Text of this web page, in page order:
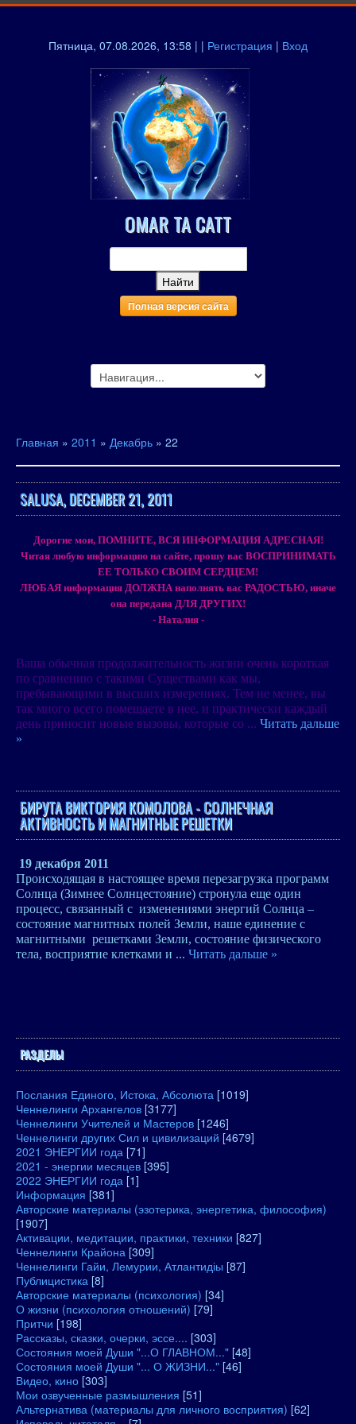
Пятница, 07.08.2026, 13:58 | | Регистрация | Вход
OMAR TA CATT
Полная версия сайта
Главная » 2011 » Декабрь » 22
SALUSA, DECEMBER 21, 2011
Дорогие мои, ПОМНИТЕ, ВСЯ ИНФОРМАЦИЯ АДРЕСНАЯ!
Читая любую информацию на сайте, прошу вас ВОСПРИНИМАТЬ
ЕЕ ТОЛЬКО СВОИМ СЕРДЦЕМ!
ЛЮБАЯ информация ДОЛЖНА наполнять вас РАДОСТЬЮ, иначе
она передана ДЛЯ ДРУГИХ!
- Наталия -
Ваша обычная продолжительность жизни очень короткая
по сравнению с такими Существами как мы,
пребывающими в высших измерениях. Тем не менее, вы
так много всего помещаете в нее, и практически каждый
день приносит новые вызовы, которые со ... Читать дальше
»
БИРУТА ВИКТОРИЯ КОМОЛОВА - СОЛНЕЧНАЯ
АКТИВНОСТЬ И МАГНИТНЫЕ РЕШЕТКИ
19 декабря 2011
Происходящая в настоящее время перезагрузка программ
Солнца (Зимнее Солнцестояние) стронула еще один
процесс, связанный с изменениями энергий Солнца –
состояние магнитных полей Земли, наше единение с
магнитными решетками Земли, состояние физического
тела, восприятие клетками и ... Читать дальше »
РАЗДЕЛЫ
Послания Единого, Истока, Абсолюта [1019]
Ченнелинги Архангелов [3177]
Ченнелинги Учителей и Мастеров [1246]
Ченнелинги других Сил и цивилизаций [4679]
2021 ЭНЕРГИИ года [71]
2021 - энергии месяцев [395]
2022 ЭНЕРГИИ года [1]
Информация [381]
Авторские материалы (эзотерика, энергетика, философия)
[1907]
Активации, медитации, практики, техники [827]
Ченнелинги Крайона [309]
Ченнелинги Гайи, Лемурии, Атлантидіы [87]
Публицистика [8]
Авторские материалы (психология) [34]
О жизни (психология отношений) [79]
Притчи [198]
Рассказы, сказки, очерки, эссе.... [303]
Состояния моей Души "...О ГЛАВНОМ..." [48]
Состояния моей Души "... О ЖИЗНИ..." [46]
Видео, кино [303]
Мои озвученные размышления [51]
Альтернатива (материалы для личного восприятия) [62]